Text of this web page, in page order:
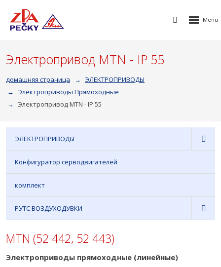
Vyhledávání
Rozbalení
Электропривод MTN - IP 55
домашняя страница
ЭЛEKTPOПPИBOДЫ
Электроприводы Прямоходные
Электропривод MTN - IP 55
ЭЛEKTPOПPИBOДЫ
Конфигуратор серводвигателей
комплект
РУТС ВОЗДУХОДУВКИ
MTN (52 442, 52 443)
Электроприводы прямоходные (линейные)